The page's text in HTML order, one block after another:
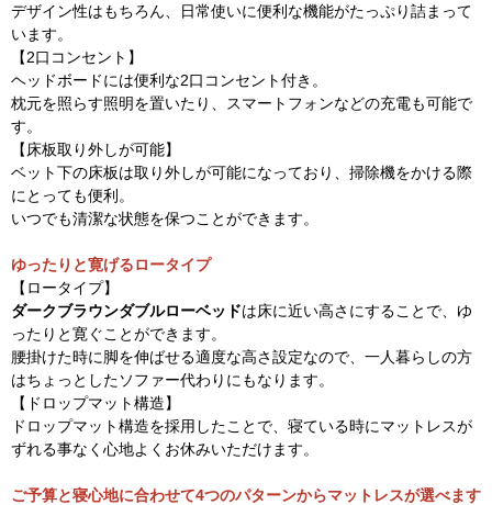
デザイン性はもちろん、日常使いに便利な機能がたっぷり詰まって
います。
【2口コンセント】
ヘッドボードには便利な2口コンセント付き。
枕元を照らす照明を置いたり、スマートフォンなどの充電も可能で
す。
【床板取り外しが可能】
ベット下の床板は取り外しが可能になっており、掃除機をかける際
にとっても便利。
いつでも清潔な状態を保つことができます。
ゆったりと寛げるロータイプ
【ロータイプ】
ダークブラウンダブルローベッドは床に近い高さにすることで、ゆ
ったりと寛ぐことができます。
腰掛けた時に脚を伸ばせる適度な高さ設定なので、一人暮らしの方
はちょっとしたソファー代わりにもなります。
【ドロップマット構造】
ドロップマット構造を採用したことで、寝ている時にマットレスが
ずれる事なく心地よくお休みいただけます。
ご予算と寝心地に合わせて4つのパターンからマットレスが選べます